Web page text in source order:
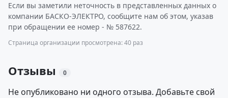
Если вы заметили неточность в представленных данных о
компании БАСКО-ЭЛЕКТРО, сообщите нам об этом, указав
при обращении ее номер - № 587622.
Страница организации просмотрена: 40 раз
Отзывы 0
Не опубликовано ни одного отзыва. Добавьте свой